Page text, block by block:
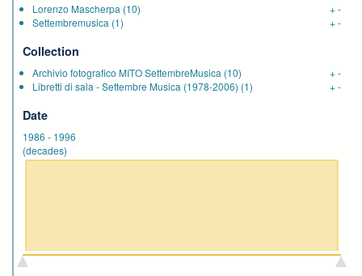
Lorenzo Mascherpa (10) +-
Settembremusica (1) +-
Collection
Archivio fotografico MITO SettembreMusica (10) +-
Libretti di sala - Settembre Musica (1978-2006) (1) +-
Date
1986 - 1996
(decades)